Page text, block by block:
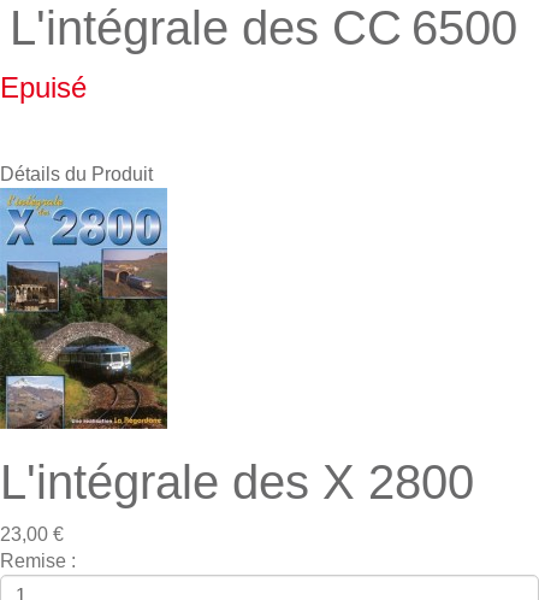
L'intégrale des CC 6500
Epuisé
Détails du Produit
L'intégrale des X 2800
23,00 €
Remise :